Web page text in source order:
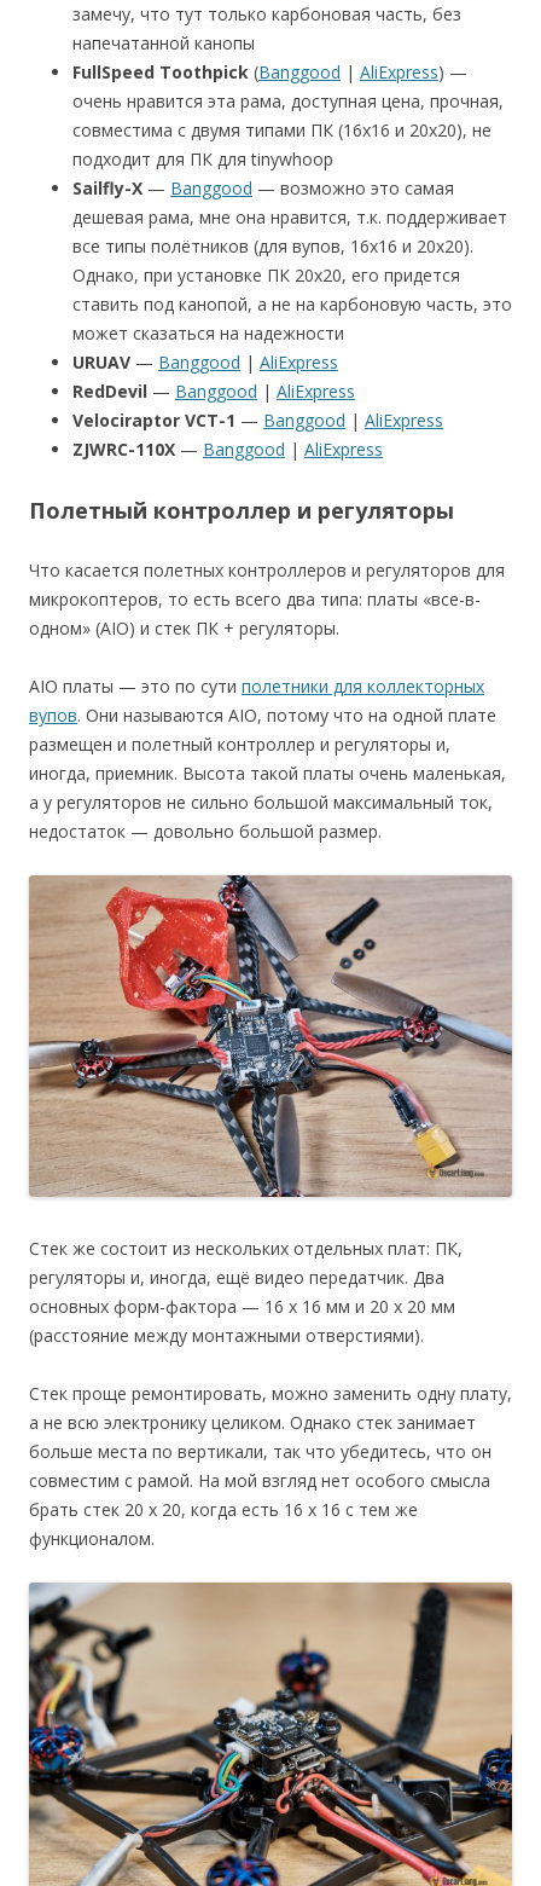
замечу, что тут только карбоновая часть, без
напечатанной канопы
FullSpeed Toothpick (Banggood | AliExpress) —
очень нравится эта рама, доступная цена, прочная,
совместима с двумя типами ПК (16х16 и 20х20), не
подходит для ПК для tinywhoop
Sailfly-X — Banggood — возможно это самая
дешевая рама, мне она нравится, т.к. поддерживает
все типы полётников (для вупов, 16х16 и 20х20).
Однако, при установке ПК 20х20, его придется
ставить под канопой, а не на карбоновую часть, это
может сказаться на надежности
URUAV — Banggood | AliExpress
RedDevil — Banggood | AliExpress
Velociraptor VCT-1 — Banggood | AliExpress
ZJWRC-110X — Banggood | AliExpress
Полетный контроллер и регуляторы
Что касается полетных контроллеров и регуляторов для
микрокоптеров, то есть всего два типа: платы «все-в-
одном» (AIO) и стек ПК + регуляторы.
AIO платы — это по сути полетники для коллекторных
вупов. Они называются AIO, потому что на одной плате
размещен и полетный контроллер и регуляторы и,
иногда, приемник. Высота такой платы очень маленькая,
а у регуляторов не сильно большой максимальный ток,
недостаток — довольно большой размер.
Стек же состоит из нескольких отдельных плат: ПК,
регуляторы и, иногда, ещё видео передатчик. Два
основных форм-фактора — 16 х 16 мм и 20 х 20 мм
(расстояние между монтажными отверстиями).
Стек проще ремонтировать, можно заменить одну плату,
а не всю электронику целиком. Однако стек занимает
больше места по вертикали, так что убедитесь, что он
совместим с рамой. На мой взгляд нет особого смысла
брать стек 20 х 20, когда есть 16 х 16 с тем же
функционалом.